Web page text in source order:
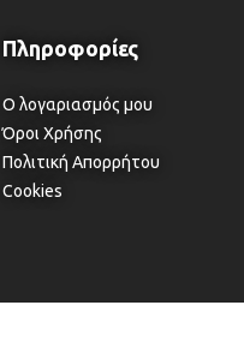
Ο λογαριασμός μου
Όροι Χρήσης
Πολιτική Απορρήτου
Cookies